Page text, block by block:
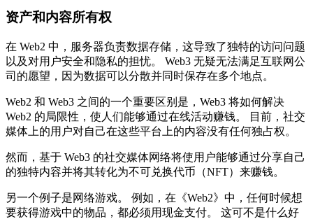
资产和内容所有权
在 Web2 中，服务器负责数据存储，这导致了独特的访问问题
以及对用户安全和隐私的担忧。 Web3 无疑无法满足互联网公
司的愿望，因为数据可以分散并同时保存在多个地点。
Web2 和 Web3 之间的一个重要区别是，Web3 将如何解决
Web2 的局限性，使人们能够通过在线活动赚钱。 目前，社交
媒体上的用户对自己在这些平台上的内容没有任何独占权。
然而，基于 Web3 的社交媒体网络将使用户能够通过分享自己
的独特内容并将其转化为不可兑换代币（NFT）来赚钱。
另一个例子是网络游戏。 例如，在《Web2》中，任何时候想
要获得游戏中的物品，都必须用现金支付。 这可不是什么好